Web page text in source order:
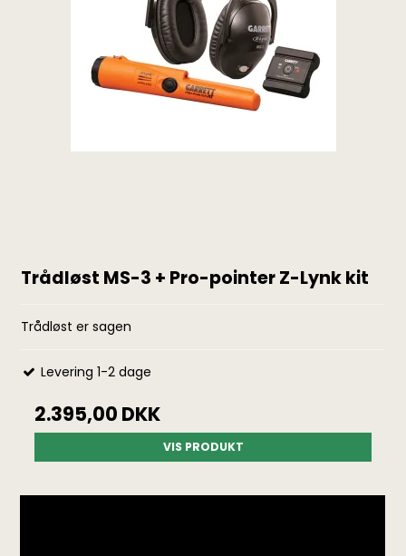
Trådløst MS-3 + Pro-pointer Z-Lynk kit
Trådløst er sagen
Levering 1-2 dage
2.395,00 DKK
VIS PRODUKT